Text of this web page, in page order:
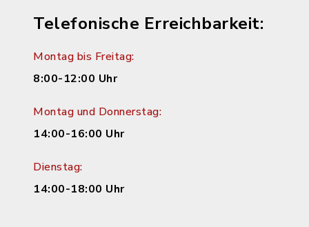
Telefonische Erreichbarkeit:
Montag bis Freitag:
8:00-12:00 Uhr
Montag und Donnerstag:
14:00-16:00 Uhr
Dienstag:
14:00-18:00 Uhr